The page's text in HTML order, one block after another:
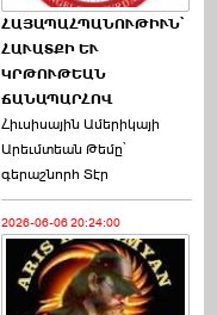
ՀԱՅԱՊԱՀՊԱՆՈՒԹԻՒՆ՝
ՀԱՒԱՏՔԻ ԵՒ
ԿՐԹՈՒԹԵԱՆ
ՃԱՆԱՊԱՐՀՈՎ
Հիւսիսային Ամերիկայի
Արեւմտեան Թեմը՝
գերաշնորհ Տէր
2026-06-06 20:24:00